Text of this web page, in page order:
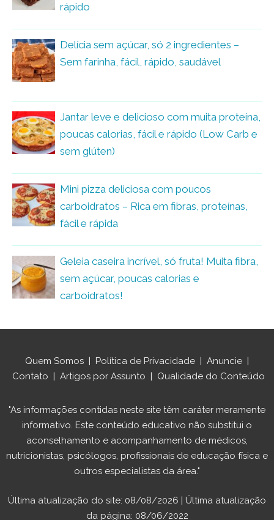
rápido
Delícia sem açúcar, só 2 ingredientes –
Sem farinha, fácil, rápido, saudável
Jantar leve e delicioso com muita proteína,
poucas calorias, fácil e rápido (Low Carb e
sem glúten)
Mini pizza deliciosa com poucos
carboidratos – Rica em fibras, proteínas,
fácil e rápida
Geleia caseira incrível, só fruta! Muita fibra,
sem açúcar, poucas calorias e
carboidratos!
Quem Somos | Política de Privacidade | Anuncie |
Contato | Artigos por Assunto | Qualidade do Conteúdo
"As informações contidas neste site têm caráter meramente
informativo. Este conteúdo educativo não substitui o
aconselhamento e acompanhamento de médicos,
nutricionistas, psicólogos, profissionais de educação física e
outros especialistas da área."
Última atualização do site: 08/08/2026 | Última atualização
da página: 08/06/2022